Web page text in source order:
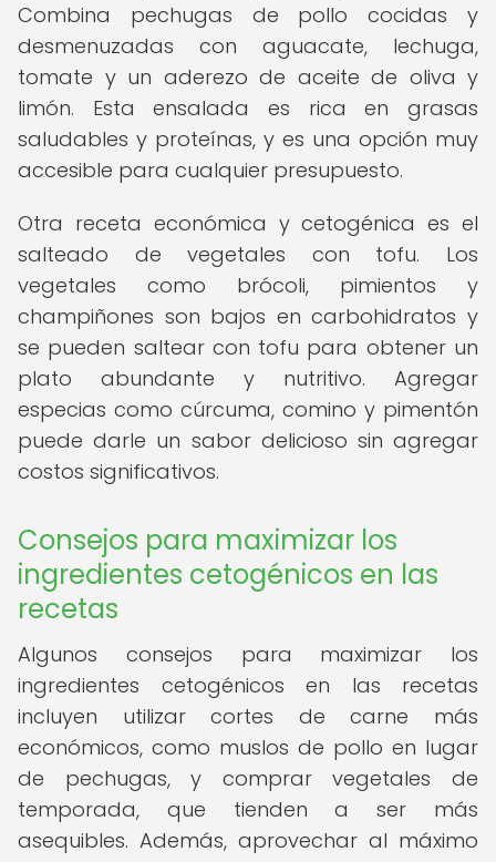
Combina pechugas de pollo cocidas y
desmenuzadas con aguacate, lechuga,
tomate y un aderezo de aceite de oliva y
limón. Esta ensalada es rica en grasas
saludables y proteínas, y es una opción muy
accesible para cualquier presupuesto.
Otra receta económica y cetogénica es el
salteado de vegetales con tofu. Los
vegetales como brócoli, pimientos y
champiñones son bajos en carbohidratos y
se pueden saltear con tofu para obtener un
plato abundante y nutritivo. Agregar
especias como cúrcuma, comino y pimentón
puede darle un sabor delicioso sin agregar
costos significativos.
Consejos para maximizar los
ingredientes cetogénicos en las
recetas
Algunos consejos para maximizar los
ingredientes cetogénicos en las recetas
incluyen utilizar cortes de carne más
económicos, como muslos de pollo en lugar
de pechugas, y comprar vegetales de
temporada, que tienden a ser más
asequibles. Además, aprovechar al máximo